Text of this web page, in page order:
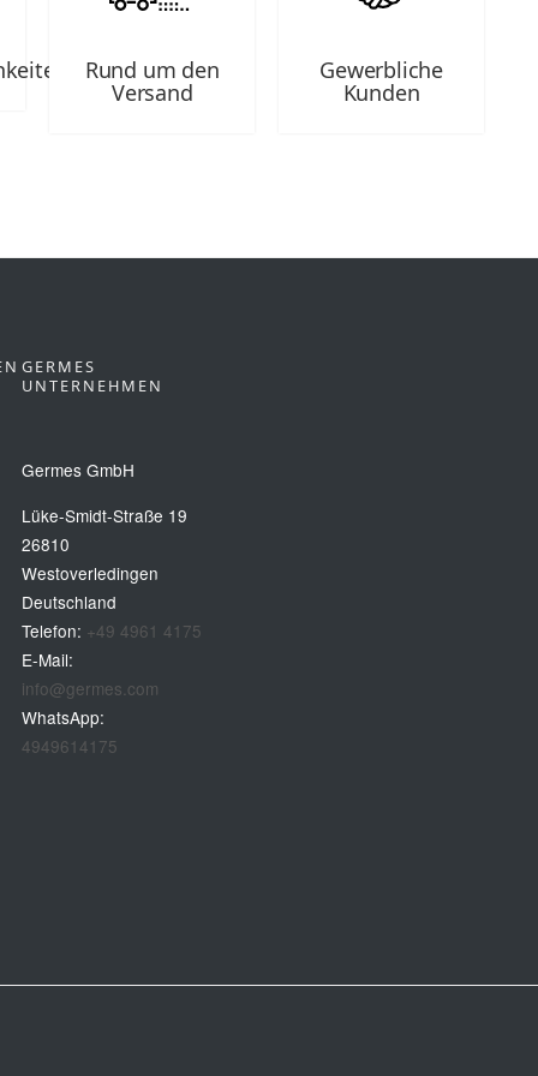
Rund um den
Versand
Gewerbliche
Kunden
GERMES
UNTERNEHMEN
Germes GmbH
Lüke-Smidt-Straße 19
26810
Westoverledingen
Deutschland
Telefon: +49 4961 4175
E-Mail:
info@germes.com
WhatsApp:
4949614175